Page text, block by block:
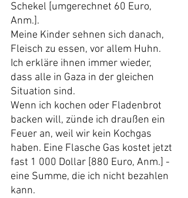
Schekel [umgerechnet 60 Euro,
Anm.].
Meine Kinder sehnen sich danach,
Fleisch zu essen, vor allem Huhn.
Ich erkläre ihnen immer wieder,
dass alle in Gaza in der gleichen
Situation sind.
Wenn ich kochen oder Fladenbrot
backen will, zünde ich draußen ein
Feuer an, weil wir kein Kochgas
haben. Eine Flasche Gas kostet jetzt
fast 1 000 Dollar [880 Euro, Anm.] -
eine Summe, die ich nicht bezahlen
kann.